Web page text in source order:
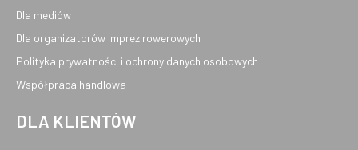
Dla mediów
Dla organizatorów imprez rowerowych
Polityka prywatności i ochrony danych osobowych
Współpraca handlowa
DLA KLIENTÓW